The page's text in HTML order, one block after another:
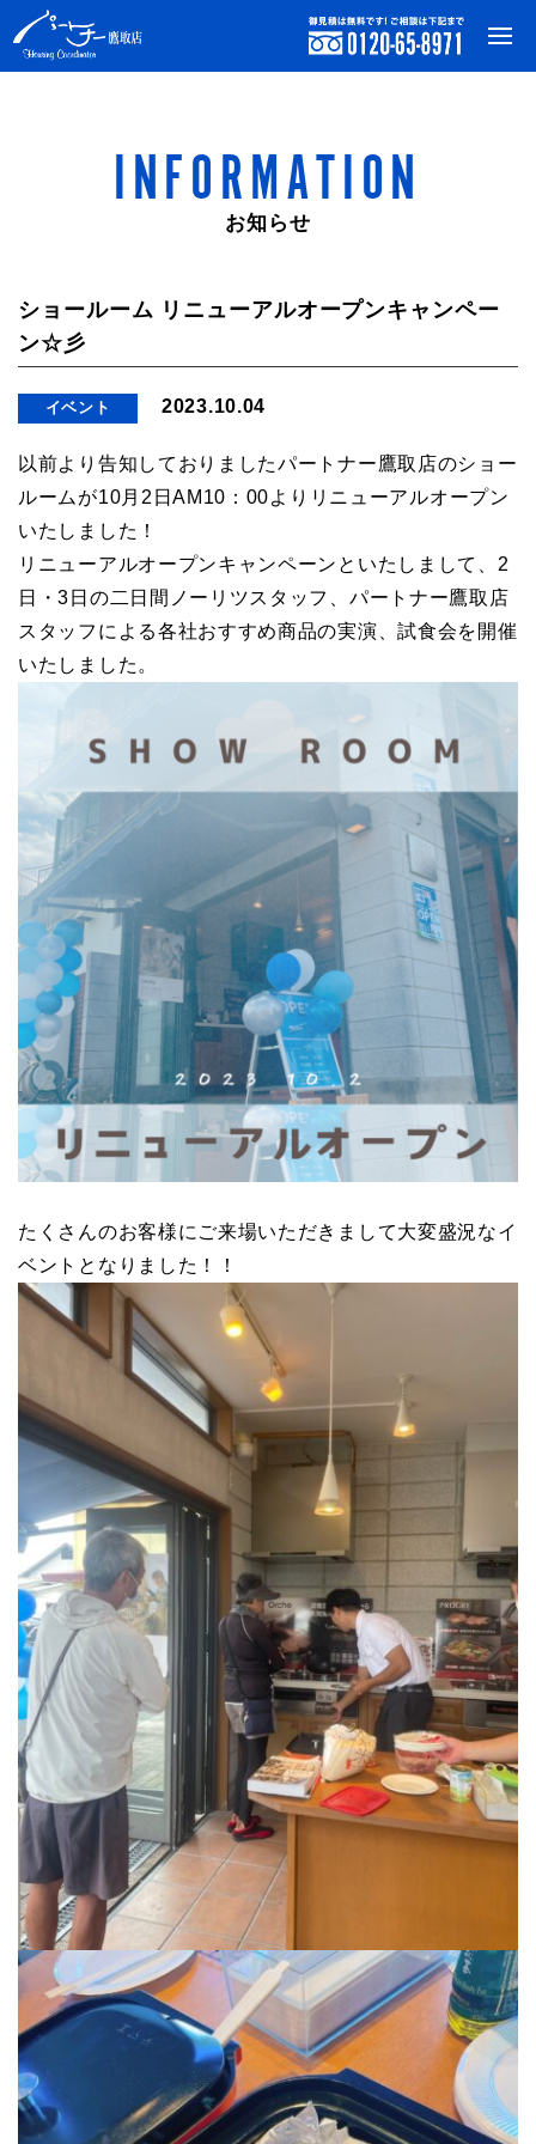
INFORMATION
お知らせ
ショールーム リニューアルオープンキャンペー
ン☆彡
イベント 2023.10.04
以前より告知しておりましたパートナー鷹取店のショー
ルームが10月2日AM10：00よりリニューアルオープン
いたしました！
リニューアルオープンキャンペーンといたしまして、2
日・3日の二日間ノーリツスタッフ、パートナー鷹取店
スタッフによる各社おすすめ商品の実演、試食会を開催
いたしました。
たくさんのお客様にご来場いただきまして大変盛況なイ
ベントとなりました！！